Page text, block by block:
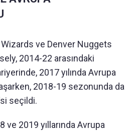
ve Denver Nuggets
2014-22 arasındaki
2017 yılında Avrupa
2018-19 sezonunda da
seçildi.
ve 2019 yıllarında Avrupa